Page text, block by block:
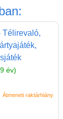
Télirevaló,
év)
Átmeneti raktárhiány
füzet